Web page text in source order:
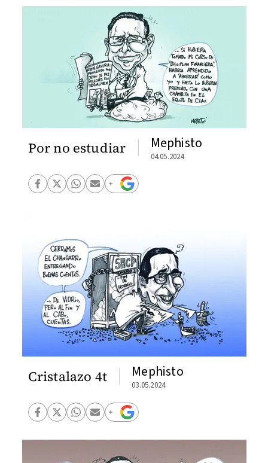
Por no estudiar Mephisto
04.05.2024
Cristalazo 4t Mephisto
03.05.2024